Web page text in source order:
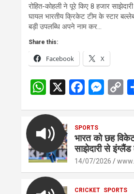
रोहित-कोहली ने पूरे किए 8 हजार
घायल भारतीय क्रिकेट टीम के स्टार
बड़ी उपलब्धि अपने नाम कर…
Share this:
Facebook X
W
at
s
A
p
p
X
F
b
o
o
M
n
g
er
C
n
k
SPORTS
भारत को छह
साझेदारी से इंग्लैंड
14/07/2026
CRICKET SPORTS